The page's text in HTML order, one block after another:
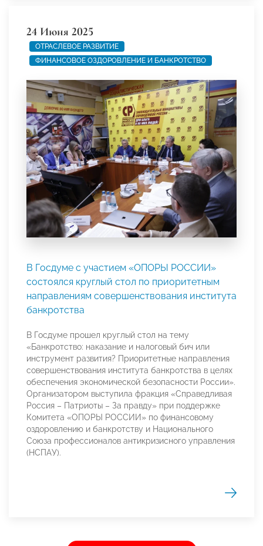
24 Июня 2025
ОТРАСЛЕВОЕ РАЗВИТИЕ
ФИНАНСОВОЕ ОЗДОРОВЛЕНИЕ И БАНКРОТСТВО
В Госдуме с участием «ОПОРЫ РОССИИ»
состоялся круглый стол по приоритетным
направлениям совершенствования института
банкротства
В Госдуме прошел круглый стол на тему
«Банкротство: наказание и налоговый бич или
инструмент развития? Приоритетные направления
совершенствования института банкротства в целях
обеспечения экономической безопасности России».
Организатором выступила фракция «Справедливая
Россия – Патриоты – За правду» при поддержке
Комитета «ОПОРЫ РОССИИ» по финансовому
оздоровлению и банкротству и Национального
Союза профессионалов антикризисного управления
(НСПАУ).